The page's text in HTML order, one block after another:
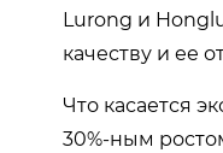
Lurong и
качеству и ее
Что касается
30%-ным